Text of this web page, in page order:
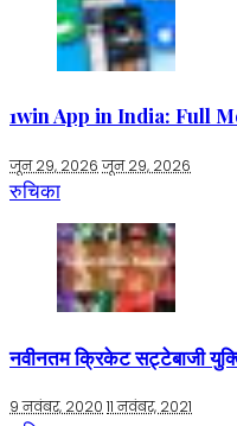
1win App in India: Full
जून 29, 2026 जून 29, 2026
रुचिका
नवीनतम क्रिकेट सट्टेबाजी
9 नवंबर, 2020 11 नवंबर, 2021